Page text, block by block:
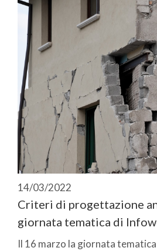
14/03/2022
Criteri di progettazione
giornata tematica di
Il 16 marzo la giornata